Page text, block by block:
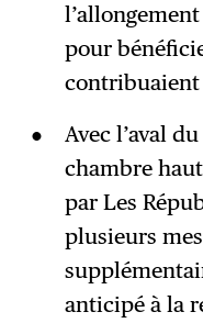
pour
contribuaient
Avec l’aval
chambre
par Les
plusieurs
anticipé à la